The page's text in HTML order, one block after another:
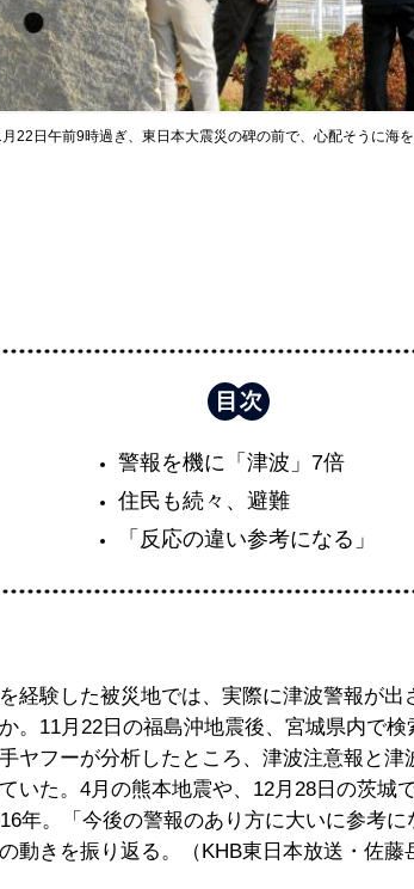
22日午前9時過ぎ、東日本大震災の碑の前で、心配そうに海
警報を機に「津波」7倍
住民も続々、避難
「反応の違い参考になる」
経験した被災地では、実際に津波警報が出
。11月22日の福島沖地震後、宮城県内で検
ヤフーが分析したところ、津波注意報と津
いた。4月の熊本地震や、12月28日の茨城
年。「今後の警報のあり方に大いに参考に
動きを振り返る。（KHB東日本放送・佐藤